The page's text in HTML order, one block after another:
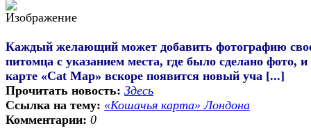
Каждый желающий может добавить фотографию
питомца с указанием места, где было сделано фото, и
карте «Cat Map» вскоре появится новый уча [...]
Прочитать новость: Здесь
Ссылка на тему: «Кошачья карта» Лондона
Комментарии: 0